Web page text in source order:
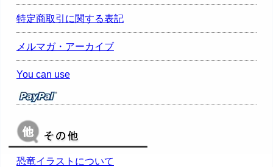
特定商取引に関する表記
メルマガ・アーカイブ
You can use
恐竜イラストについて